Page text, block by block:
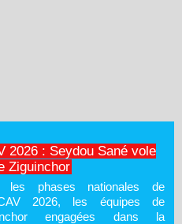
2026 : Seydou Sané vole
Ziguinchor
les phases nationales de
2026, les équipes de
engagées dans la